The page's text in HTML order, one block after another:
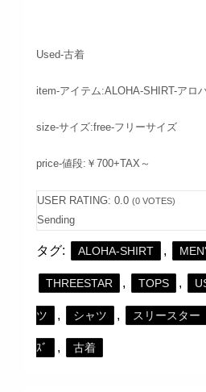
Used-古着
item-アイテム:ALOHA-SHIRT-アロ
size-サイズ:free-フリーサイズ
price-値段:￥700+TAX～
USER RATING:0.0 (0 VOTES)
Sending
タグ: ALOHA-SHIRT ,
THREESTAR , TOPS ,
ツ , シャツ , スリースター
ｽﾞ , 古着